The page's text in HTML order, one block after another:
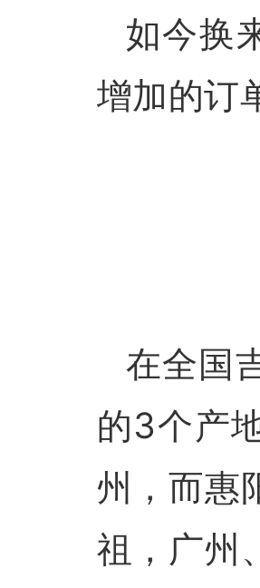
如今换
增加的订
在全国
的3个产
州，而惠
祖，广州